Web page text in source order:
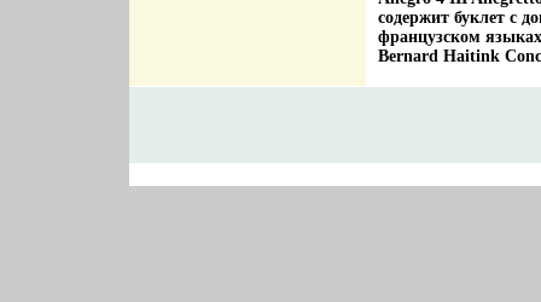
содержит буклет с
французском
Bernard Haitink